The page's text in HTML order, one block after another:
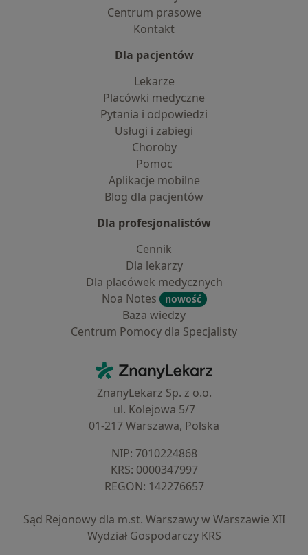
Centrum prasowe
Kontakt
Dla pacjentów
Lekarze
Placówki medyczne
Pytania i odpowiedzi
Usługi i zabiegi
Choroby
Pomoc
Aplikacje mobilne
Blog dla pacjentów
Dla profesjonalistów
Cennik
Dla lekarzy
Dla placówek medycznych
Noa Notes
nowość
Baza wiedzy
Centrum Pomocy dla Specjalisty
ZnanyLekarz - Strona główna
ZnanyLekarz Sp. z o.o.
ul. Kolejowa 5/7
01-217 Warszawa, Polska
NIP: ⁠7010224868
KRS: ⁠0000347997
REGON: ⁠142276657
Sąd Rejonowy dla m.st. Warszawy w Warszawie XII
Wydział Gospodarczy KRS